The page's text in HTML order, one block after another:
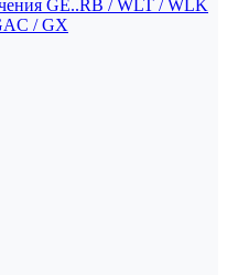
GE..RB / WLT / WLK
/ GX